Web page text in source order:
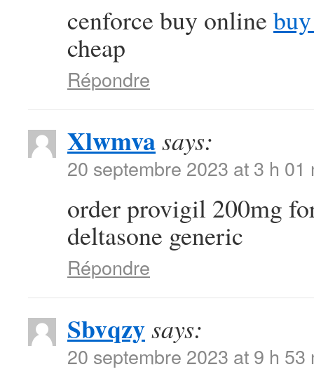
cenforce buy online
cheap
Répondre
Xlwmvasays:
20 septembre 2023 at 3 h 01
order provigil 200mg
deltasone generic
Répondre
Sbvqzysays:
20 septembre 2023 at 9 h 53